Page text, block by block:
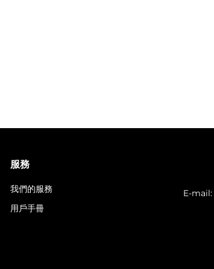
服務
我們的服務
用戶手冊
E-mail: